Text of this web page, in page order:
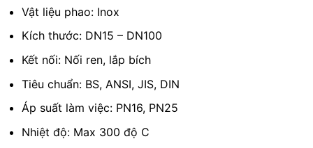
Vật liệu phao: Inox
Kích thước: DN15 – DN100
Kết nối: Nối ren, lắp bích
Tiêu chuẩn: BS, ANSI, JIS, DIN
Áp suất làm việc: PN16, PN25
Nhiệt độ: Max 300 độ C